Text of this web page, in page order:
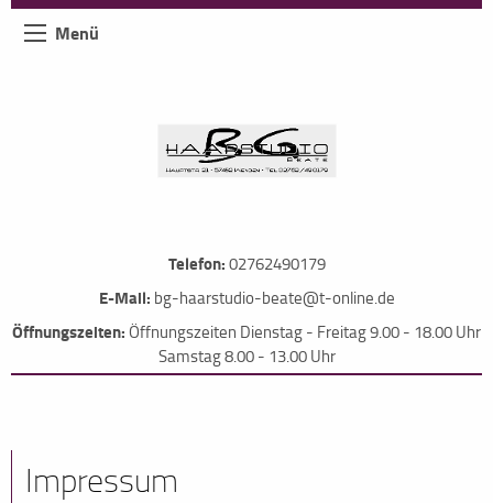
Menü
Telefon:02762490179
E-Mail: bg-haarstudio-beate@t-online.de
Öffnungszeiten:Öffnungszeiten Dienstag - Freitag 9.00 - 18.00 Uhr
Samstag 8.00 - 13.00 Uhr
Impressum